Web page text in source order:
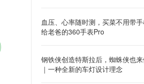
血压、心率随时测，买菜不用带
给老爸的360手表Pro
钢铁侠创造特斯拉后，蜘蛛侠也
｜一种全新的车灯设计理念